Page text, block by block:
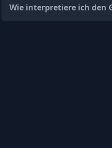
Wie interpretiere ich den